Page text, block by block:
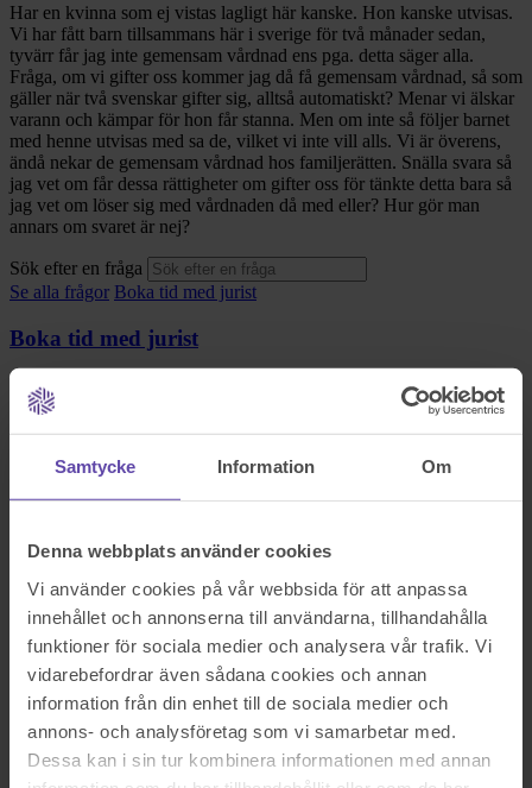
Samtycke Information Om
Denna webbplats använder cookies
Vi använder cookies på vår webbsida för att anpassa
innehållet och annonserna till användarna, tillhandahålla
funktioner för sociala medier och analysera vår trafik. Vi
vidarebefordrar även sådana cookies och annan
information från din enhet till de sociala medier och
annons- och analysföretag som vi samarbetar med.
Dessa kan i sin tur kombinera informationen med annan
Har en kvinna som ej vistas lagligt här kanske. Hon kanske utvisas.
Vi har fått barn tillsammans här i sverige för två månader sedan,
tyvärr får jag inte gemensam vårdnad ens pga. detta säger alla.
Fråga, om vi gifter oss kommer jag då få gemensam vårdnad, så som
gäller när två svenskar gifter sig, alltså automatiskt? Menar vi älskar
varann och kämpar för hon får stanna. Men om inte så följer barnet
med henne utvisas med sa de, vilket vi inte vill alls. Vi är överens,
ändå nekar de gemensam vårdnad hos familjerätten. Snälla svara så
jag vet om får dessa rättigheter om gifter oss för tänkte detta bara så
jag vet om löser sig med vårdnaden då med eller? Hur gör man
annars om svaret är nej?
Sök efter en fråga
Se alla frågor Boka tid med jurist
Boka tid med jurist
På kontor, telefon eller onlinemöte
Dela fråga
2018-03-17
Hej! Stort tack för att du hör av dig till oss på Fråga Juristen med
dina frågor.
Inledningsvis
Frågorna du ställt rör både migrationsrätt och vårdnad om barn.
Bestämmelser om migrationsrättsliga frågor finns i utlänningslagen
(2005:716) (cit. UtlL) och bestämmelser om vårdnad finner vi i
föräldrabalken (1949:381) (cit. FB).